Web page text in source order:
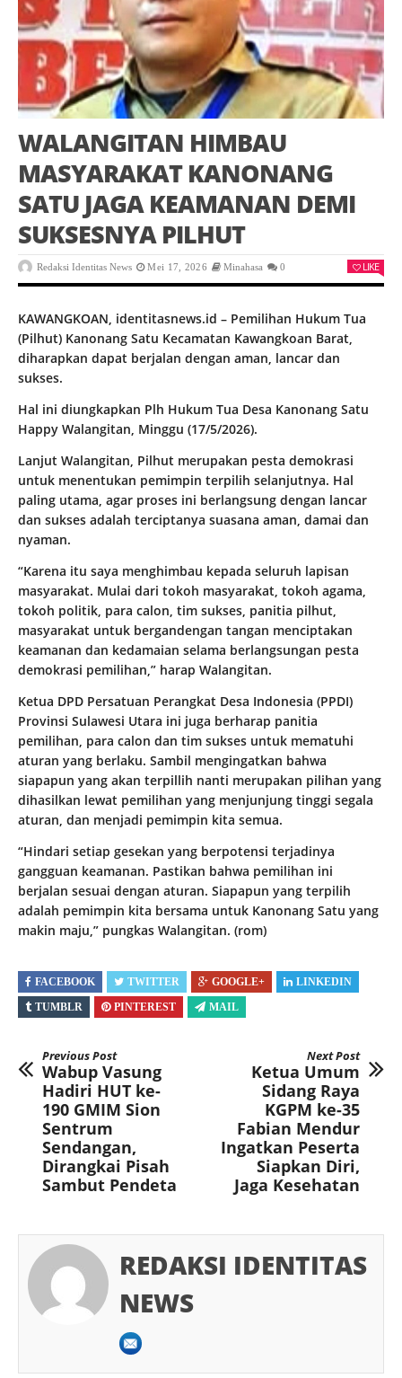
WALANGITAN HIMBAU
MASYARAKAT KANONANG
SATU JAGA KEAMANAN DEMI
SUKSESNYA PILHUT
Redaksi Identitas News Mei 17, 2026 Minahasa 0 LIKE
KAWANGKOAN, identitasnews.id – Pemilihan Hukum Tua
(Pilhut) Kanonang Satu Kecamatan Kawangkoan Barat,
diharapkan dapat berjalan dengan aman, lancar dan
sukses.
Hal ini diungkapkan Plh Hukum Tua Desa Kanonang Satu
Happy Walangitan, Minggu (17/5/2026).
Lanjut Walangitan, Pilhut merupakan pesta demokrasi
untuk menentukan pemimpin terpilih selanjutnya. Hal
paling utama, agar proses ini berlangsung dengan lancar
dan sukses adalah terciptanya suasana aman, damai dan
nyaman.
“Karena itu saya menghimbau kepada seluruh lapisan
masyarakat. Mulai dari tokoh masyarakat, tokoh agama,
tokoh politik, para calon, tim sukses, panitia pilhut,
masyarakat untuk bergandengan tangan menciptakan
keamanan dan kedamaian selama berlangsungan pesta
demokrasi pemilihan,” harap Walangitan.
Ketua DPD Persatuan Perangkat Desa Indonesia (PPDI)
Provinsi Sulawesi Utara ini juga berharap panitia
pemilihan, para calon dan tim sukses untuk mematuhi
aturan yang berlaku. Sambil mengingatkan bahwa
siapapun yang akan terpillih nanti merupakan pilihan yang
dihasilkan lewat pemilihan yang menjunjung tinggi segala
aturan, dan menjadi pemimpin kita semua.
“Hindari setiap gesekan yang berpotensi terjadinya
gangguan keamanan. Pastikan bahwa pemilihan ini
berjalan sesuai dengan aturan. Siapapun yang terpilih
adalah pemimpin kita bersama untuk Kanonang Satu yang
makin maju,” pungkas Walangitan. (rom)
FACEBOOK TWITTER GOOGLE+
LINKEDIN
TUMBLR
PINTEREST MAIL
Previous Post
Wabup Vasung
Hadiri HUT ke-
190 GMIM Sion
Sentrum
Sendangan,
Dirangkai Pisah
Sambut Pendeta
Next Post
Ketua Umum
Sidang Raya
KGPM ke-35
Fabian Mendur
Ingatkan Peserta
Siapkan Diri,
Jaga Kesehatan
REDAKSI IDENTITAS
NEWS